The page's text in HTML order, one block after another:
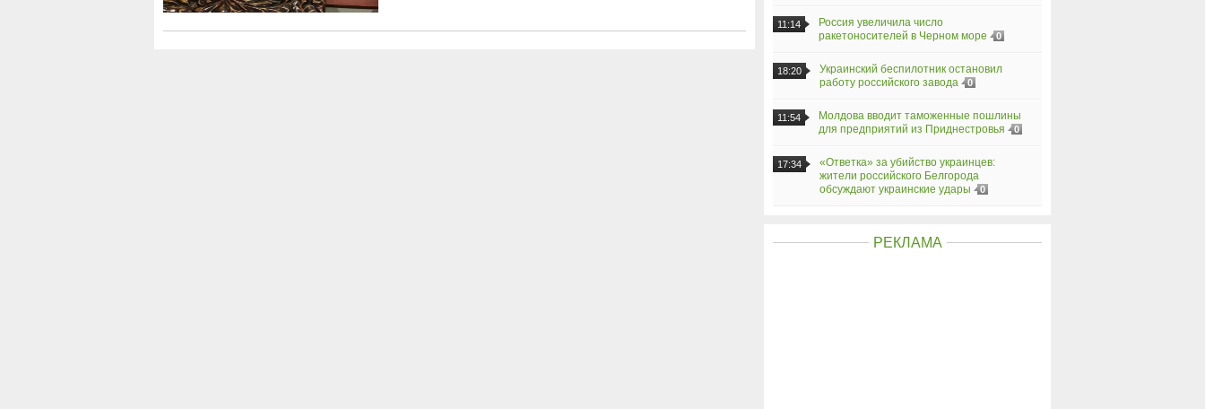
11:14
Россия увеличила число
ракетоносителей в Черном море
0
18:20
Украинский беспилотник остановил
работу российского завода
0
11:54
Молдова вводит таможенные пошлины
для предприятий из Приднестровья
0
17:34
«Ответка» за убийство украинцев:
жители российского Белгорода
обсуждают украинские удары
0
РЕКЛАМА